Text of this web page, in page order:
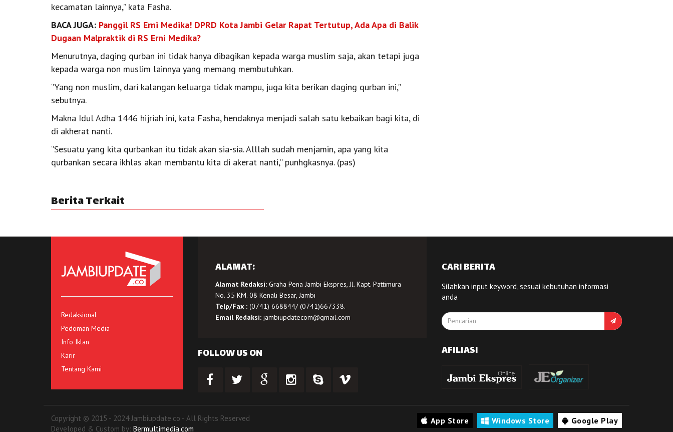
kecamatan lainnya,’’ kata Fasha.
BACA JUGA: Panggil RS Erni Medika! DPRD Kota Jambi Gelar Rapat Tertutup, Ada Apa di Balik
Dugaan Malpraktik di RS Erni Medika?
Menurutnya, daging qurban ini tidak hanya dibagikan kepada warga muslim saja, akan tetapi juga
kepada warga non muslim lainnya yang memang membutuhkan.
‘’Yang non muslim, dari kalangan keluarga tidak mampu, juga kita berikan daging qurban ini,’’
sebutnya.
Makna Idul Adha 1446 hijriah ini, kata Fasha, hendaknya menjadi salah satu kebaikan bagi kita, di
di akherat nanti.
‘’Sesuatu yang kita qurbankan itu tidak akan sia-sia. Alllah sudah menjamin, apa yang kita
qurbankan secara ikhlas akan membantu kita di akerat nanti,’’ punhgkasnya. (pas)
Berita Terkait
Redaksional
Pedoman Media
Info Iklan
Karir
Tentang Kami
ALAMAT:
Alamat Redaksi:Graha Pena Jambi Ekspres, Jl. Kapt. Pattimura
No. 35 KM. 08 Kenali Besar, Jambi
Telp/Fax :(0741) 668844/ (0741)667338.
Email Redaksi: jambiupdatecom@gmail.com
FOLLOW US ON
CARI BERITA
Silahkan input keyword, sesuai kebutuhan informasi
anda
AFILIASI
Copyright © 2015 - 2024 Jambiupdate.co - All Rights Reserved
Developed & Custom by: Bermultimedia.com
App Store Windows Store Google Play